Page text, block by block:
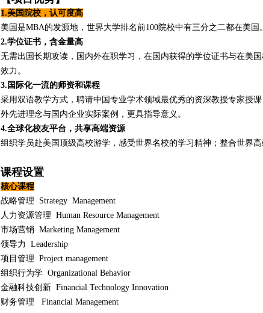
1.美国院校，认可度高
美国是MBA的发源地，世界大学排名前100院校中有三分之二都在美国。
2.学位证书，含金量高
无需出国长期攻读，国内外在职学习，在国内获得的学位证书与在美
效力。
3.国际化一流的师资和课程
采用双语教学方式，聘请中国专业学术领域最优秀的资深教授专家授
外先进理念与国内企业实际案例，更具指导意义。
4.全球化校友平台，共享高端资源
组织学员赴美国顶级高校游学，感受世界名校的学习精神；整合世界
课程设置
核心课程
战略管理 Strategy Management
人力资源管理 Human Resource Management
市场营销 Marketing Management
领导力 Leadership
项目管理 Project management
组织行为学 Organizational Behavior
金融科技创新 Financial Technology Innovation
财务管理 Financial Management